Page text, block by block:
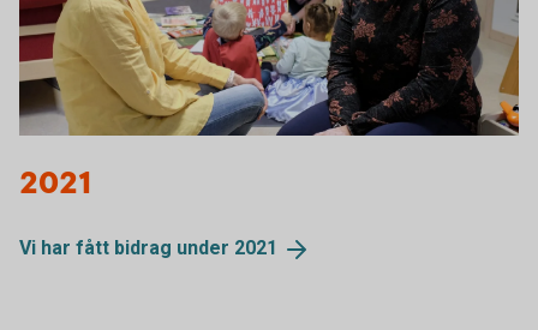
2021
Vi har fått bidrag under 2021